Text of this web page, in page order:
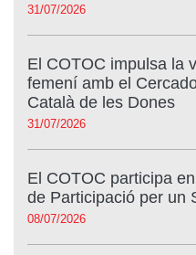
31/07/2026
El COTOC impulsa la
femení amb el
Català de les Dones
31/07/2026
El COTOC participa
de Participació per un
08/07/2026